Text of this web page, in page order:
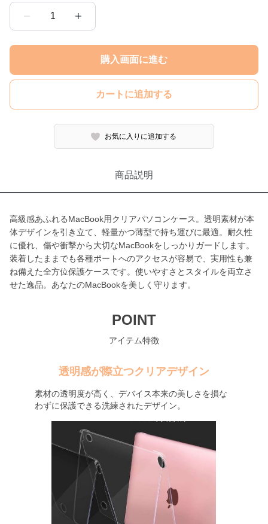
1
購入画面に進む
カートに追加する
お気に入りに追加する
商品説明
高級感あふれるMacBook用クリアパソコンケース。透明素材が本
体デザインを引き立て、軽量かつ薄型で持ち運びに最適。耐久性
に優れ、傷や衝撃から大切なMacBookをしっかりガードします。
装着したままでも各種ポートへのアクセスが容易で、実用性も兼
ね備えた全方位保護ケースです。使いやすさとスタイルを両立さ
せた逸品。あなたのMacBookを美しく守ります。
POINT
アイテム特徴
透明感が際立つクリアデザイン
素材の透明度が高く、デバイス本来の美しさを損な
わずに保護できる洗練されたデザイン。